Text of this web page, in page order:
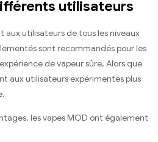
utilisateurs
aux utilisateurs de tous les niveaux
sont recommandés pour les
de vapeur sûre, Alors que
aux utilisateurs expérimentés plus
les vapes MOD ont également